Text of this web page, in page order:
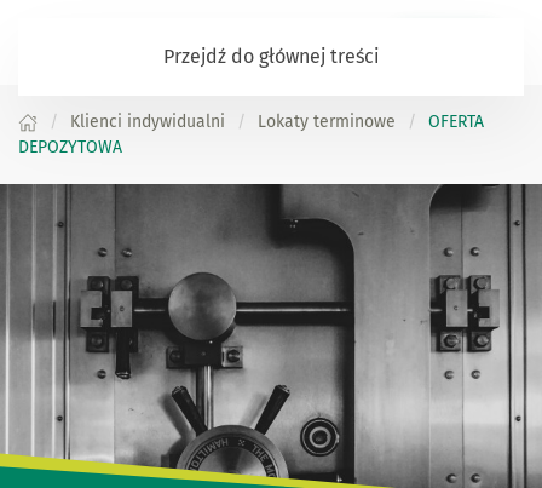
Przejdź do głównej treści
Klienci indywidualni Lokaty terminowe
OFERTA
DEPOZYTOWA